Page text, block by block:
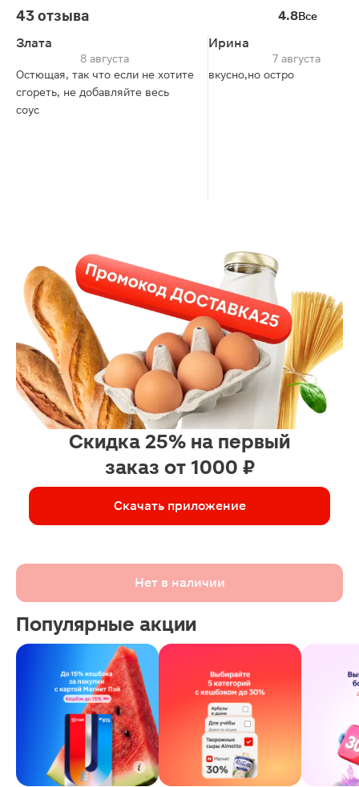
43 отзыва 4.8Все
Злата
8 августа
Остющая, так что если не хотите
сгореть, не добавляйте весь
соус
Ирина
7 августа
вкусно,но остро
Скидка 25% на первый
заказ от 1000 ₽
Скачать приложение
Нет в наличии
Популярные акции